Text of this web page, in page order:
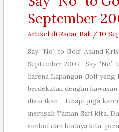
Terlupakan,
17
September
September
Artikel di Radar Bali /10
Say “No” to Golf! Anand
September 2007 Say “No”
karena Lapangan Golf yang
berdekatan dengan
disucikan – tetapi juga
merusak Taman Sari kita.
simbol dari budaya kita,